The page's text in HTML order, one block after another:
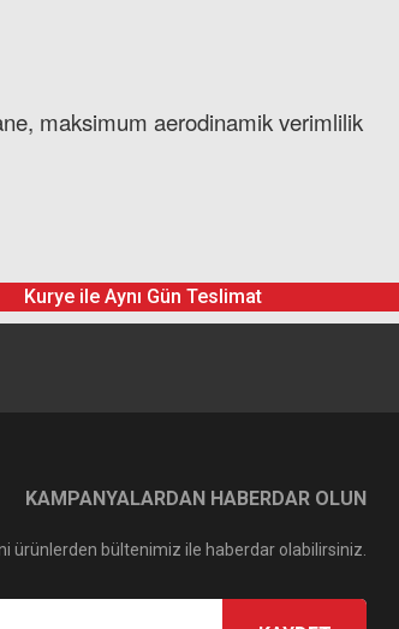
maksimum aerodinamik verimlilik
Kurye ile Aynı Gün Teslimat
KAMPANYALARDAN HABERDAR OLUN
ürünlerden bültenimiz ile haberdar olabilirsiniz.